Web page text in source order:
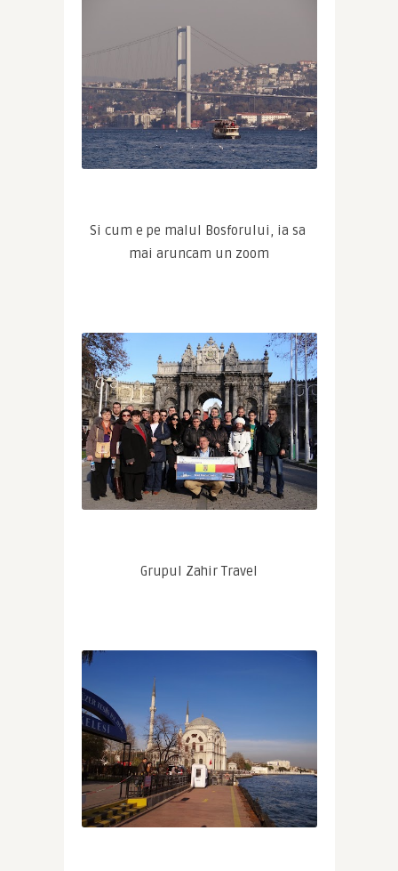
Si cum e pe malul Bosforului, ia sa
mai aruncam un zoom
Grupul Zahir Travel